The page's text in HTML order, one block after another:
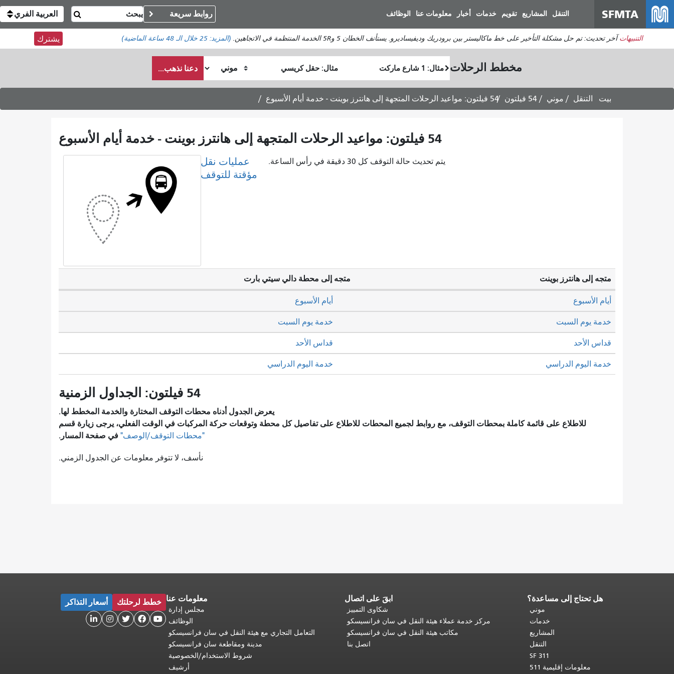
المحتوى
الرئيسي
SFMTA التنقل المشاريع تقويم خدمات أخبار معلومات عنا الوظائف روابط سريعة العربية الفري
التنبيهات آخر تحديث: تم حل مشكلة التأخير على خط ماكاليستر بين برودريك وديفيساديرو. يستأنف الخطان 5 و5R الخدمة المنتظمة في الاتجاهين. (المزيد:25 خلال الـ 48 ساعة الماضية) يشترك
مخطط الرحلات
البداية
النهاية
كيف
أرغب
في
السفر
دعنا نذهب...
بيت التنقل موني 54 فيلتون 54 فيلتون: مواعيد الرحلات المتجهة إلى هانترز بوينت - خدمة أيام الأسبوع
54 فيلتون: مواعيد الرحلات المتجهة إلى هانترز بوينت - خدمة أيام الأسبوع
عمليات نقل
مؤقتة للتوقف
يتم تحديث حالة التوقف كل 30 دقيقة في رأس الساعة.
متجه إلى هانترز بوينت متجه إلى محطة دالي سيتي بارت
خدمة يوم السبت خدمة يوم السبت
قداس الأحد قداس الأحد
أيام الأسبوع أيام الأسبوع
خدمة اليوم الدراسي خدمة اليوم الدراسي
54 فيلتون: الجداول الزمنية
يعرض الجدول أدناه محطات التوقف المختارة والخدمة المخطط لها.
للاطلاع على قائمة كاملة بمحطات التوقف، مع روابط لجميع المحطات للاطلاع على تفاصيل كل محطة وتوقعات حركة المركبات في الوقت الفعلي، يرجى زيارة قسم
"محطات التوقف/الوصف" في صفحة المسار.
نأسف، لا تتوفر معلومات عن الجدول الزمني.
هل تحتاج إلى مساعدة؟
موني
خدمات
المشاريع
التنقل
SF 311
معلومات إقليمية 511
ابقَ على اتصال
شكاوى التمييز
مركز خدمة عملاء هيئة النقل في سان فرانسيسكو
مكاتب هيئة النقل في سان فرانسيسكو
اتصل بنا
معلومات عنا
مجلس إدارة
الوظائف
التعامل التجاري مع هيئة النقل في سان فرانسيسكو
مدينة ومقاطعة سان فرانسيسكو
شروط الاستخدام/الخصوصية
أرشيف
خطط لرحلتك أسعار التذاكر




